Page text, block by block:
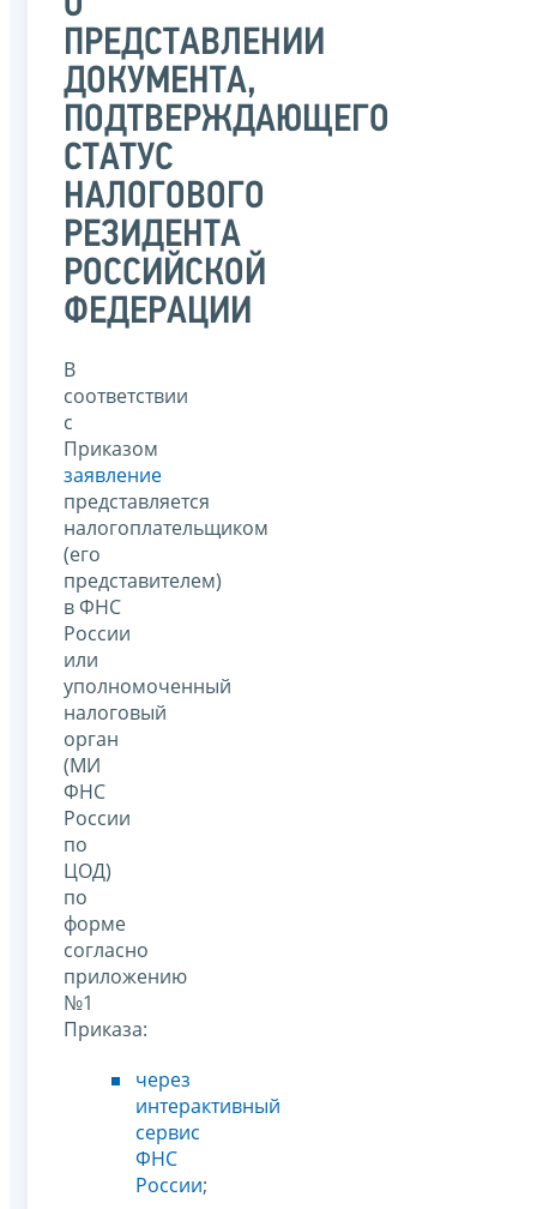
ПРЕДСТАВЛЕНИИ
ДОКУМЕНТА,
ПОДТВЕРЖДАЮЩЕГО
СТАТУС
НАЛОГОВОГО
РЕЗИДЕНТА
РОССИЙСКОЙ
ФЕДЕРАЦИИ
В
соответствии
с
Приказом
заявление
представляется
налогоплательщиком
(его
представителем)
в ФНС
России
или
уполномоченный
налоговый
орган
(МИ
ФНС
России
по
ЦОД)
по
форме
согласно
приложению
№1
Приказа:
через
интерактивный
сервис
ФНС
России;